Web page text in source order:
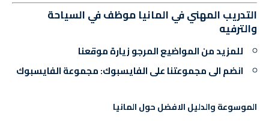
التدريب المهني في المانيا موظف في السياحة
والترفيه
للمزيد من المواضيع المرجوزيارة موقعنا
انضم الى مجموعتنا على الفايسبوك:مجموعة الفايسبوك
الموسوعة والدليل الافضل حول المانيا